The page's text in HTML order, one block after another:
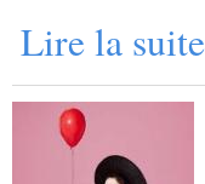
Lire la suite